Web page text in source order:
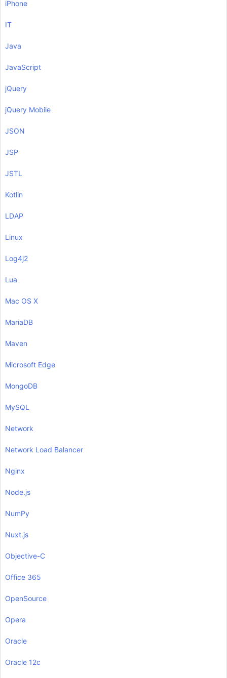
iPhone
IT
Java
JavaScript
jQuery
jQuery Mobile
JSON
JSP
JSTL
Kotlin
LDAP
Linux
Log4j2
Lua
Mac OS X
MariaDB
Maven
Microsoft Edge
MongoDB
MySQL
Network
Network Load Balancer
Nginx
Node.js
NumPy
Nuxt.js
Objective-C
Office 365
OpenSource
Opera
Oracle
Oracle 12c